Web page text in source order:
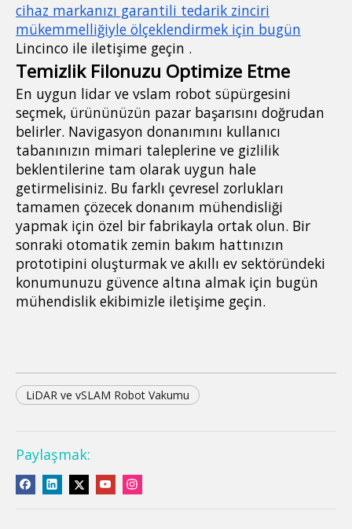
cihaz markanızı garantili tedarik zinciri
mükemmelliğiyle ölçeklendirmek için bugün
Lincinco ile iletişime geçin .
Temizlik Filonuzu Optimize Etme
En uygun lidar ve vslam robot süpürgesini
seçmek, ürününüzün pazar başarısını doğrudan
belirler. Navigasyon donanımını kullanıcı
tabanınızın mimari taleplerine ve gizlilik
beklentilerine tam olarak uygun hale
getirmelisiniz. Bu farklı çevresel zorlukları
tamamen çözecek donanım mühendisliği
yapmak için özel bir fabrikayla ortak olun. Bir
sonraki otomatik zemin bakım hattınızın
prototipini oluşturmak ve akıllı ev sektöründeki
konumunuzu güvence altına almak için bugün
mühendislik ekibimizle iletişime geçin.
LiDAR ve vSLAM Robot Vakumu
Paylaşmak: